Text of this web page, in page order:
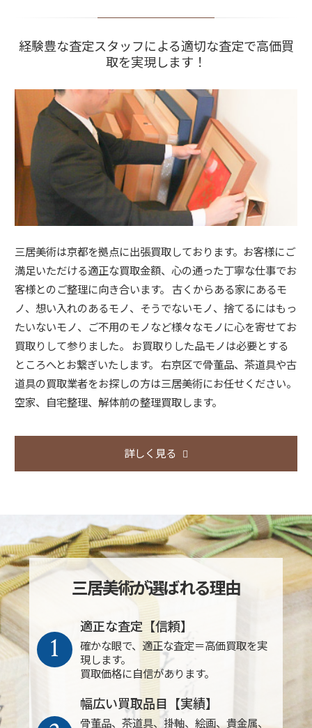
経験豊な査定スタッフによる適切な査定で高価買
取を実現します！
三居美術は京都を拠点に出張買取しております。お客様にご
満足いただける適正な買取金額、心の通った丁寧な仕事でお
客様とのご整理に向き合います。 古くからある家にあるモ
ノ、想い入れのあるモノ、そうでないモノ、捨てるにはもっ
たいないモノ、ご不用のモノなど様々なモノに心を寄せてお
買取りして参りました。 お買取りした品モノは必要とする
ところへとお繋ぎいたします。 右京区で骨董品、茶道具や古
道具の買取業者をお探しの方は三居美術にお任せください。
空家、自宅整理、解体前の整理買取します。
詳しく見る
三居美術が選ばれる理由
適正な査定【信頼】
確かな眼で、適正な査定＝高価買取を実
現します。
買取価格に自信があります。
1
幅広い買取品目【実績】
骨董品、茶道具、掛軸、絵画、貴金属、